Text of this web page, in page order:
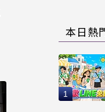
本日熱